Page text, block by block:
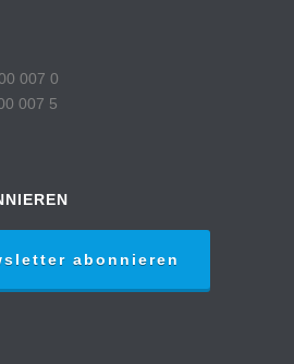
007 0
007 5
abonnieren